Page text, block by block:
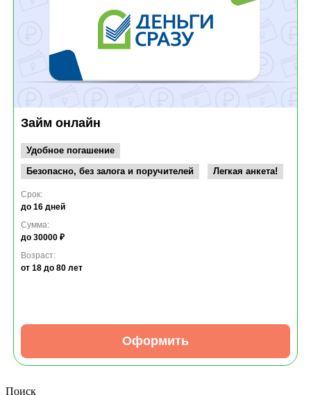
Займ онлайн
Удобное погашение
Безопасно, без залога и поручителей
Легкая анкета!
Срок:
до 16 дней
Сумма:
до 30000 ₽
Возраст:
от 18 до 80 лет
Оформить
Поиск